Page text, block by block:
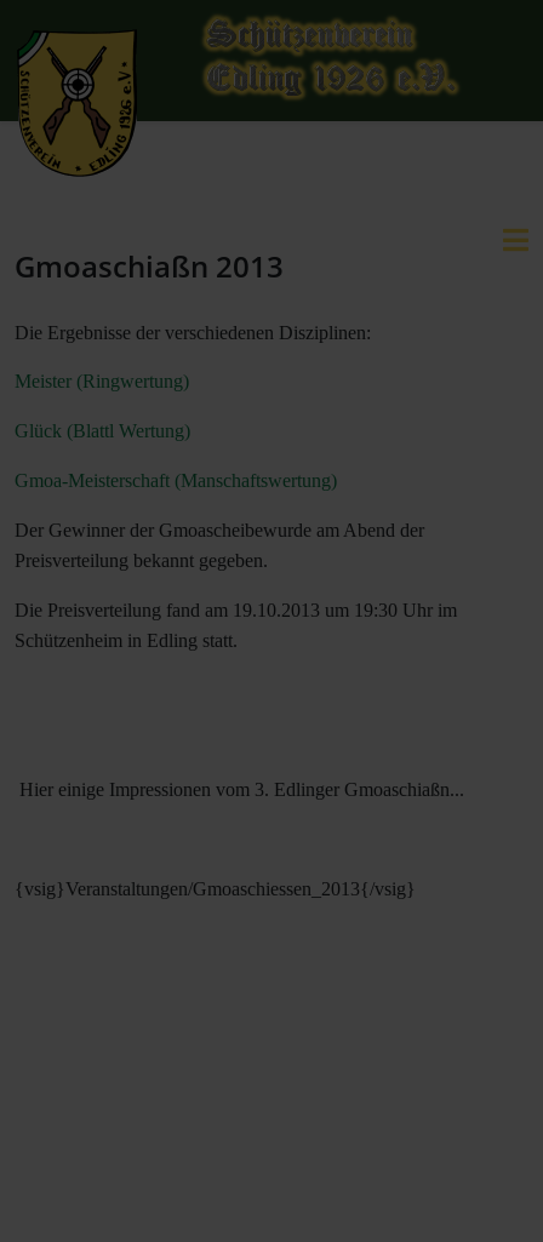
Gmoaschiaßn 2013
Die Ergebnisse der verschiedenen Disziplinen:
Meister (Ringwertung)
Glück (Blattl Wertung)
Gmoa-Meisterschaft (Manschaftswertung)
Der Gewinner der Gmoascheibewurde am Abend der
Preisverteilung bekannt gegeben.
Die Preisverteilung fand am 19.10.2013 um 19:30 Uhr im
Schützenheim in Edling statt.
Hier einige Impressionen vom 3. Edlinger Gmoaschiaßn...
{vsig}Veranstaltungen/Gmoaschiessen_2013{/vsig}